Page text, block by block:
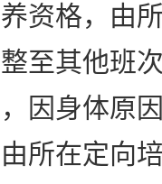
资格，由
至其他班
因身体原
所在定向